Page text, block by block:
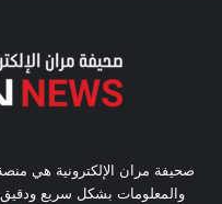
صحيفة مران الإلكترونية هي
والمعلومات بشكل سريع